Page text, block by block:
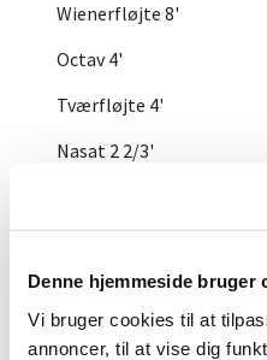
Denne hjemmeside bruger
Vi bruger cookies til at
annoncer, til at vise dig
Wienerfløjte 8'
Octav 4'
Tværfløjte 4'
Nasat 2 2/3'
Superoctav 1'
Mixtur IV